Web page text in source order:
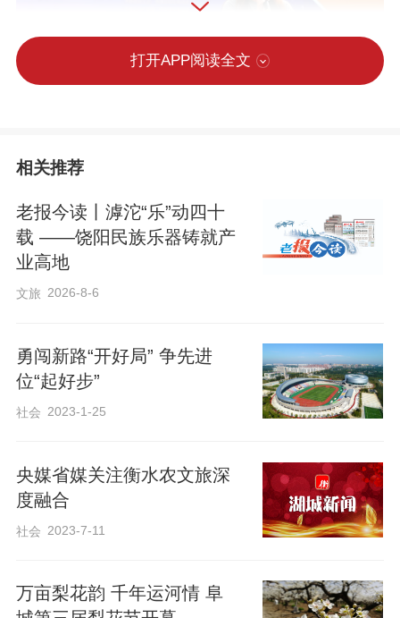
据悉，活动由阜城县委宣传部、县委社工
部、县总工会、团县委、县妇联、县文广
旅局、县融媒体中心联合主办，河北阜云
农农业发展股份有限公司协办。
活动现场，才艺展演环节精彩纷呈、高潮
迭起。歌曲《我的中国心》旋律悠扬，歌
声婉转，令人沉醉；诗朗诵《激扬正青春
情；街舞表演活力四射，动感舞步点燃全
场热情……21个节目轮番上演，青年选手
极向上、朝气蓬勃的精神风貌，传递出新
时代青年的责任与担当，赢得现场观众阵
打开APP阅读全文
相关推荐
老报今读丨滹沱“乐”动四十
载 ——饶阳民族乐器铸就产
业高地
文旅 2026-8-6
勇闯新路“开好局” 争先进
位“起好步”
社会 2023-1-25
央媒省媒关注衡水农文旅深
度融合
社会 2023-7-11
万亩梨花韵 千年运河情 阜